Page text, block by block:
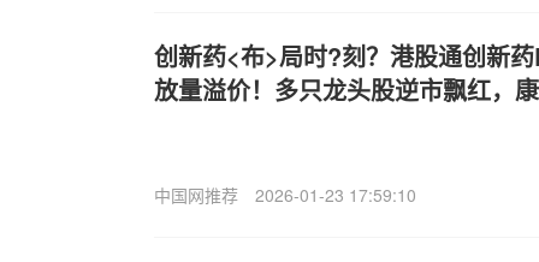
创新药<布>局时?刻？港股通创新
放量溢价！多只龙头股逆市飘红，
中国网推荐 2026-01-23 17:59:10